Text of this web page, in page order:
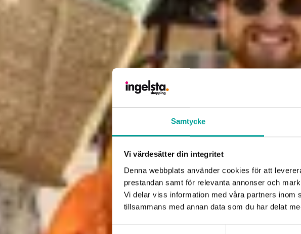
Samtycke
Vi värdesätter din integritet
Denna webbplats använder cookies för att
prestandan samt för relevanta annonser och
Vi delar viss information med våra partners inom
tillsammans med annan data som du har delat